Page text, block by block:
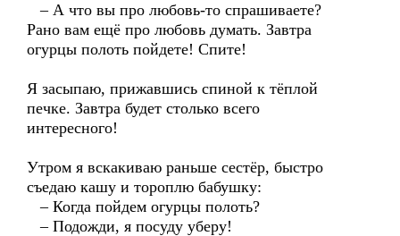
– А что вы про любовь-то спрашиваете?
Рано вам ещё про любовь думать. Завтра
огурцы полоть пойдете! Спите!
Я засыпаю, прижавшись спиной к тёплой
печке. Завтра будет столько всего
интересного!
Утром я вскакиваю раньше сестёр, быстро
съедаю кашу и тороплю бабушку:
– Когда пойдем огурцы полоть?
– Подожди, я посуду уберу!